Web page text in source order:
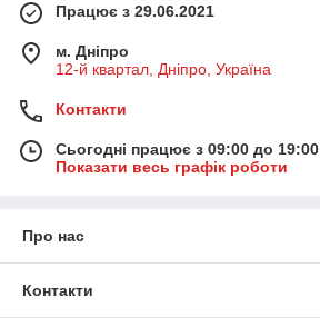
Працює з 29.06.2021
м. Дніпро
12-й квартал, Дніпро, Україна
Контакти
Сьогодні працює з 09:00 до 19:00
Показати весь графік роботи
Про нас
Контакти